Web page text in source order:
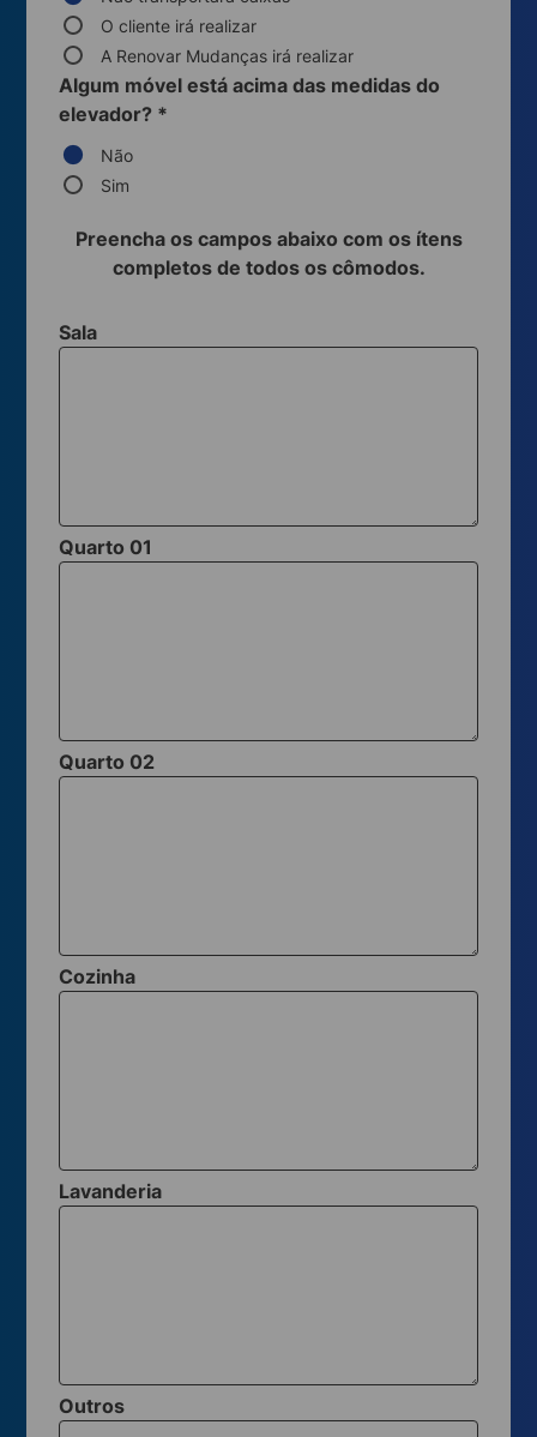
O cliente irá realizar
A Renovar Mudanças irá realizar
Algum móvel está acima das medidas do
elevador? *
Não
Sim
Preencha os campos abaixo com os ítens
completos de todos os cômodos.
Sala
Quarto 01
Quarto 02
Cozinha
Lavanderia
Outros